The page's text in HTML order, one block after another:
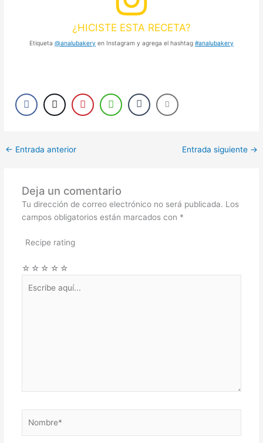
¿HICISTE ESTA RECETA?
Etiqueta @analubakery en Instagram y agrega el hashtag #analubakery
← Entrada anterior Entrada siguiente →
Deja un comentario
Tu dirección de correo electrónico no será publicada. Los
campos obligatorios están marcados con *
Recipe rating
☆
☆
☆
☆
☆
aquí...